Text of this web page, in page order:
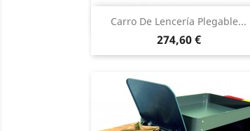
Carro De Lencería Plegable...
Precio
274,60 €
 Vista rápida